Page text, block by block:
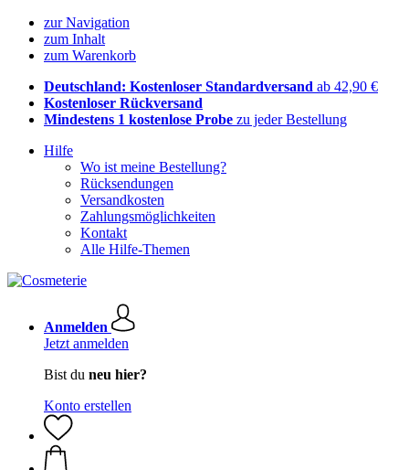
zur Navigation
zum Inhalt
zum Warenkorb
Deutschland: Kostenloser Standardversand ab 42,90 €
Kostenloser Rückversand
Mindestens 1 kostenlose Probe zu jeder Bestellung
Hilfe
Wo ist meine Bestellung?
Rücksendungen
Versandkosten
Zahlungsmöglichkeiten
Kontakt
Alle Hilfe-Themen
Anmelden
Jetzt anmelden
Bist du neu hier?
Konto erstellen